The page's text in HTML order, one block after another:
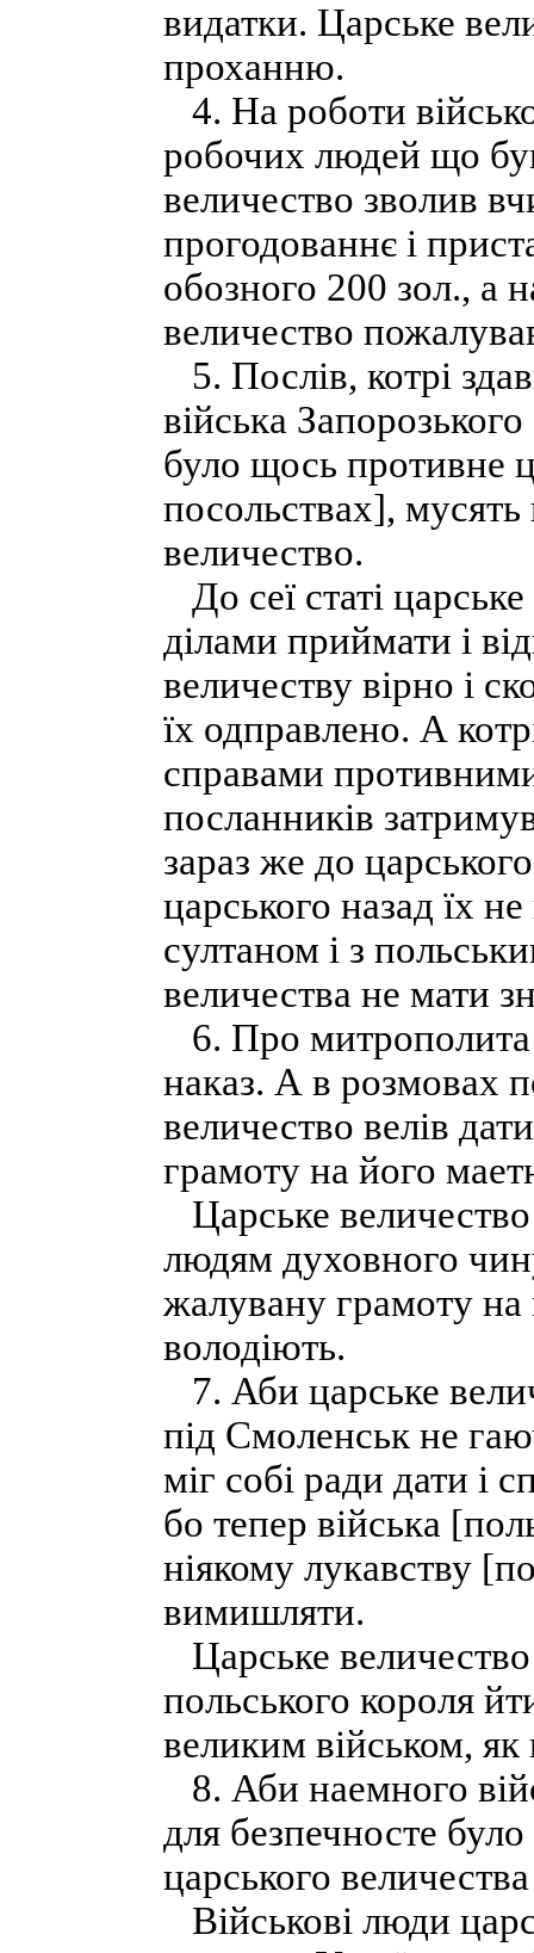
видатки. Царське
проханню.
4. На роботи
робочих людей що
величество зволив
прогодованнє і
обозного 200 зол., а
величество
5. Послів, котрі
війська
було щось противне
посольствах],
величество.
До сеї статі
ділами приймати і
величеству вірно і
їх одправлено. А
справами
посланників
зараз же до
царського назад їх
султаном і з
величества не мати
6. Про митрополита
наказ. А в розмовах
величество велів
грамоту на його
Царське
людям духовного
жалувану грамоту
володіють.
7. Аби царське
під Смоленськ не
міг собі ради дати і
бо тепер війська
ніякому лукавству
вимишляти.
Царське
польського короля
великим військом,
8. Аби наемного
для безпечносте
царського
Військові люди